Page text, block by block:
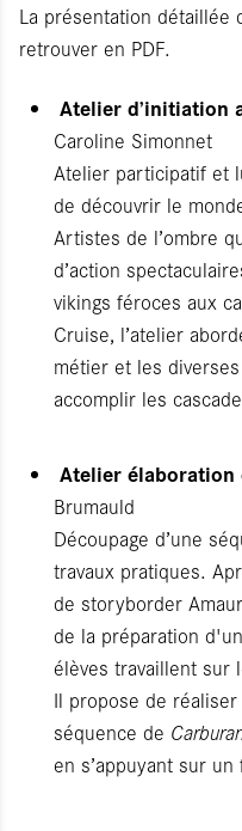
La présentation détaillée
retrouver en PDF.
Atelier d’initiation
Caroline Simonnet
Atelier participatif et
de découvrir le
Artistes de l’ombre
d’action
vikings féroces aux
Cruise, l’atelier
métier et les
accomplir les
Atelier élaboration
Brumauld
Découpage d’une
travaux pratiques.
de storyborder
de la préparation
élèves travaillent sur
Il propose de
séquence de
en s’appuyant sur